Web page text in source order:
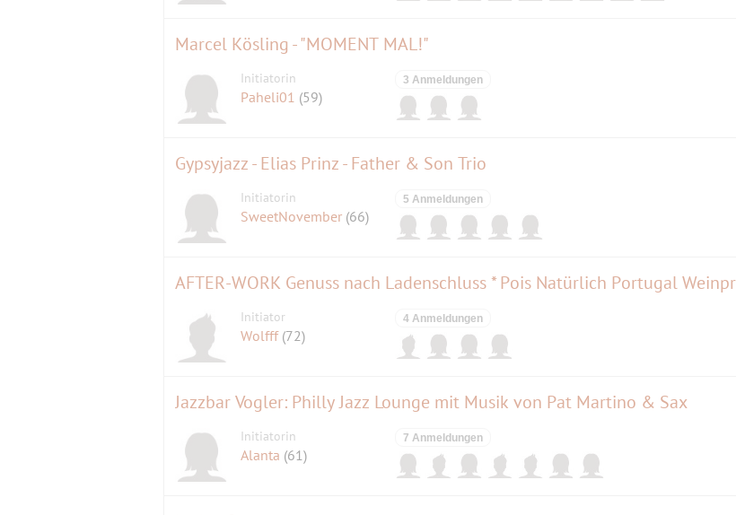
Marcel Kösling - "MOMENT MAL!"
Initiatorin
Paheli01 (59)
3 Anmeldungen
Gypsyjazz - Elias Prinz - Father & Son Trio
Initiatorin
SweetNovember (66)
5 Anmeldungen
Initiator
Wolfff (72)
4 Anmeldungen
Jazzbar Vogler: Philly Jazz Lounge mit Musik von Pat Martino & Sax
Initiatorin
Alanta (61)
7 Anmeldungen